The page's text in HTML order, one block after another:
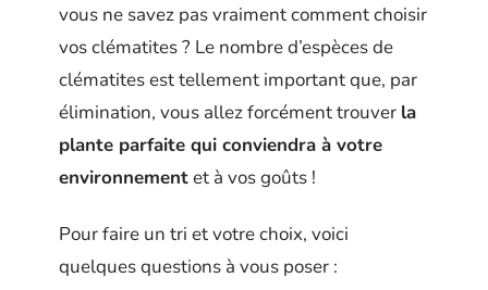
vous ne savez pas vraiment comment choisir
vos clématites ? Le nombre d’espèces de
clématites est tellement important que, par
élimination, vous allez forcément trouver la
plante parfaite qui conviendra à votre
environnementet à vos goûts !
Pour faire un tri et votre choix, voici
quelques questions à vous poser :